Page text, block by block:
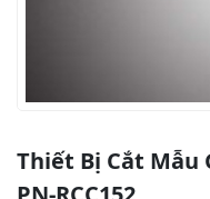
Thiết Bị Cắt Mẫu